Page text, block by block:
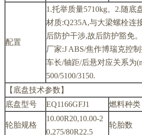
配置
1.托举质量5710kg。2.随底
材质:Q235A,与大梁螺栓连
后防护干涉,故后防护豁免
厂家:J ABS/焦作博瑞克控
车长/轴距/后悬对应关系为
500/5100/3150.
【底盘技术参数】
底盘型号
EQ1166GFJ1 燃料种类
轮胎规格
10.00R20,10.00-2
0,275/80R22.5
轮胎数